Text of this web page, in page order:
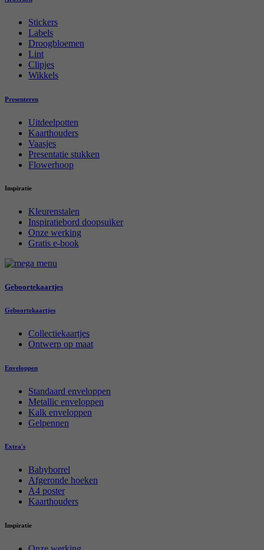
Stickers
Labels
Droogbloemen
Lint
Clipjes
Wikkels
Presenteren
Uitdeelpotten
Kaarthouders
Vaasjes
Presentatie stukken
Flowerhoop
Inspiratie
Kleurenstalen
Inspiratiebord doopsuiker
Onze werking
Gratis e-book
Geboortekaartjes
Geboortekaartjes
Collectiekaartjes
Ontwerp op maat
Enveloppen
Standaard enveloppen
Metallic enveloppen
Kalk enveloppen
Gelpennen
Extra's
Babyborrel
Afgeronde hoeken
A4 poster
Kaarthouders
Inspiratie